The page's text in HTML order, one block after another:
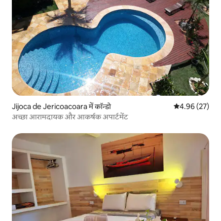
Jijoca de Jericoacoara में कॉन्डो औसत रेटिंग 5 में
4.96 (27)
अच्छा आरामदायक और आकर्षक अपार्टमेंट